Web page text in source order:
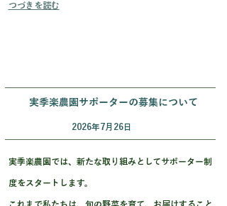
つづきを読む
実季楽農園サポーターの募集について
2026年7月26日
実季楽農園では、新たな取り組みとしてサポーター制
度をスタートします。
これまで私たちは、旬の野菜を育て、お届けすること